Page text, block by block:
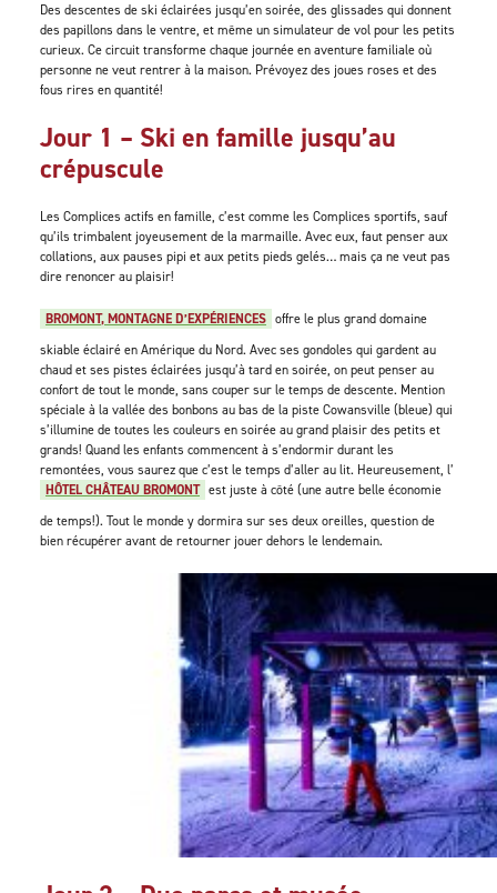
Des descentes de ski éclairées jusqu’en soirée, des glissades qui donnent
des papillons dans le ventre, et même un simulateur de vol pour les petits
curieux. Ce circuit transforme chaque journée en aventure familiale où
personne ne veut rentrer à la maison. Prévoyez des joues roses et des
fous rires en quantité!
Jour 1 – Ski en famille jusqu’au
crépuscule
Les Complices actifs en famille, c’est comme les Complices sportifs, sauf
qu’ils trimbalent joyeusement de la marmaille. Avec eux, faut penser aux
collations, aux pauses pipi et aux petits pieds gelés… mais ça ne veut pas
dire renoncer au plaisir!
BROMONT, MONTAGNE D’EXPÉRIENCES offre le plus grand domaine
skiable éclairé en Amérique du Nord. Avec ses gondoles qui gardent au
chaud et ses pistes éclairées jusqu’à tard en soirée, on peut penser au
confort de tout le monde, sans couper sur le temps de descente. Mention
spéciale à la vallée des bonbons au bas de la piste Cowansville (bleue) qui
s’illumine de toutes les couleurs en soirée au grand plaisir des petits et
grands! Quand les enfants commencent à s’endormir durant les
remontées, vous saurez que c’est le temps d’aller au lit. Heureusement, l’
HÔTEL CHÂTEAU BROMONT est juste à côté (une autre belle économie
de temps!). Tout le monde y dormira sur ses deux oreilles, question de
bien récupérer avant de retourner jouer dehors le lendemain.